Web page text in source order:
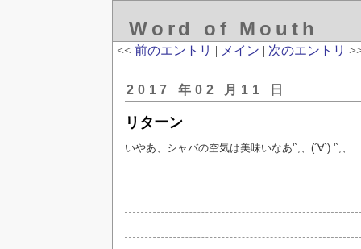
Word of Mouth
<< 前のエントリ | メイン | 次のエントリ
2017 年02 月11 日
リターン
いやあ、シャバの空気は美味いなあ'`,、(´∀`) '`,、